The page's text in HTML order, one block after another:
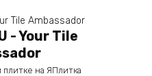
- Your Tile
на ЯПлитка